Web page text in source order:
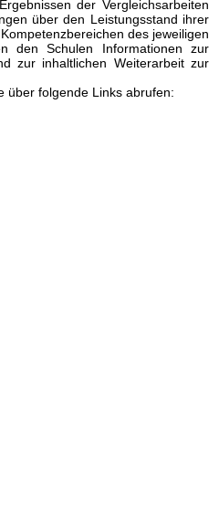
der Vergleichsarbeiten
über den Leistungsstand ihrer
des jeweiligen
den Schulen Informationen zur
zur inhaltlichen Weiterarbeit zur
über folgende Links abrufen: